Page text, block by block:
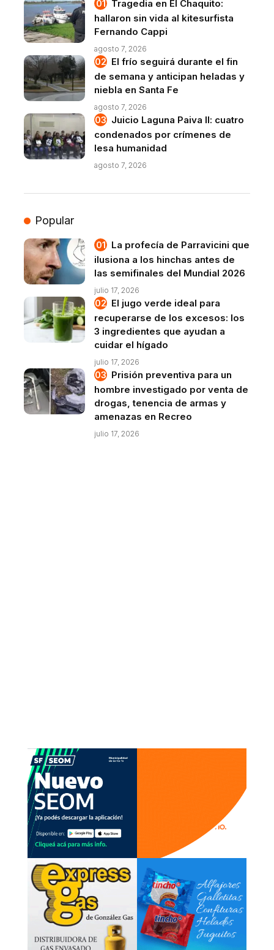
Tragedia en El Chaquito:
hallaron sin vida al kitesurfista
Fernando Cappi
agosto 7, 2026
El frío seguirá durante el fin
de semana y anticipan heladas y
niebla en Santa Fe
agosto 7, 2026
Juicio Laguna Paiva II: cuatro
condenados por crímenes de
lesa humanidad
agosto 7, 2026
Popular
La profecía de Parravicini que
ilusiona a los hinchas antes de
las semifinales del Mundial 2026
julio 17, 2026
El jugo verde ideal para
recuperarse de los excesos: los
3 ingredientes que ayudan a
cuidar el hígado
julio 17, 2026
Prisión preventiva para un
hombre investigado por venta de
drogas, tenencia de armas y
amenazas en Recreo
julio 17, 2026